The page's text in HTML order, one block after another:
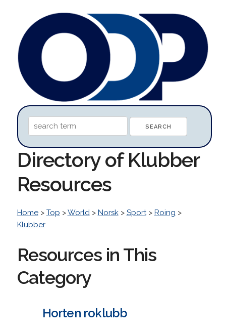
Directory of Klubber
Resources
Home> Top >World> Norsk> Sport> Roing >
Klubber
Resources in This
Category
Horten roklubb